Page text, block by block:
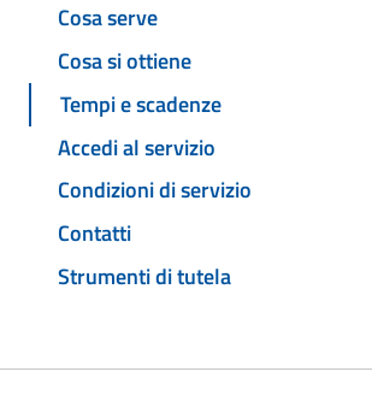
Cosa serve
Cosa si ottiene
Tempi e scadenze
Accedi al servizio
Condizioni di servizio
Contatti
Strumenti di tutela